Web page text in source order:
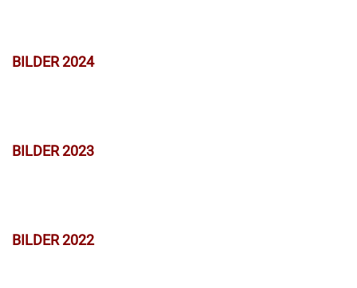
BILDER 2024
BILDER 2023
BILDER 2022